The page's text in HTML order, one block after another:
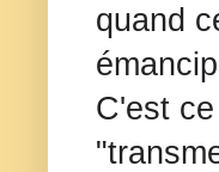
quand
C'est